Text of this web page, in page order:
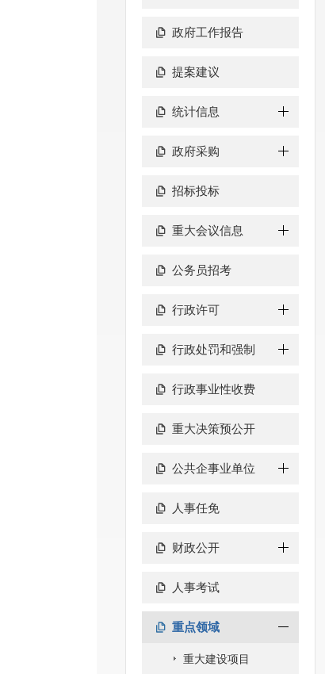
政府工作报告
提案建议
统计信息
政府采购
招标投标
重大会议信息
公务员招考
行政许可
行政处罚和强制
行政事业性收费
重大决策预公开
公共企事业单位
人事任免
财政公开
人事考试
重点领域
重大建设项目